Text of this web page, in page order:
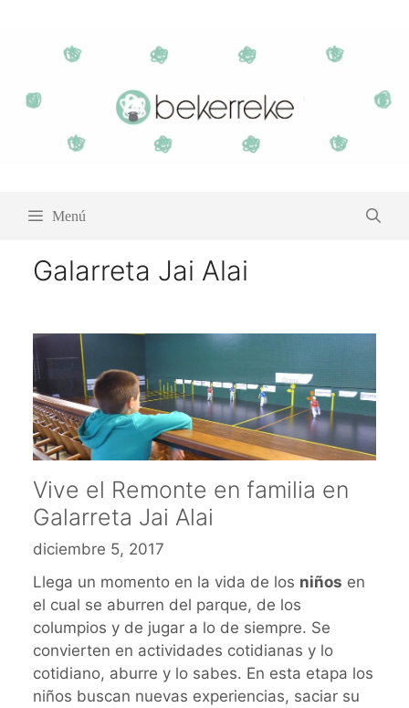
contenido
Menú
Galarreta Jai Alai
Vive el Remonte en familia en
Galarreta Jai Alai
diciembre 5, 2017
Llega un momento en la vida de los niños en
el cual se aburren del parque, de los
columpios y de jugar a lo de siempre. Se
convierten en actividades cotidianas y lo
cotidiano, aburre y lo sabes. En esta etapa los
niños buscan nuevas experiencias, saciar su